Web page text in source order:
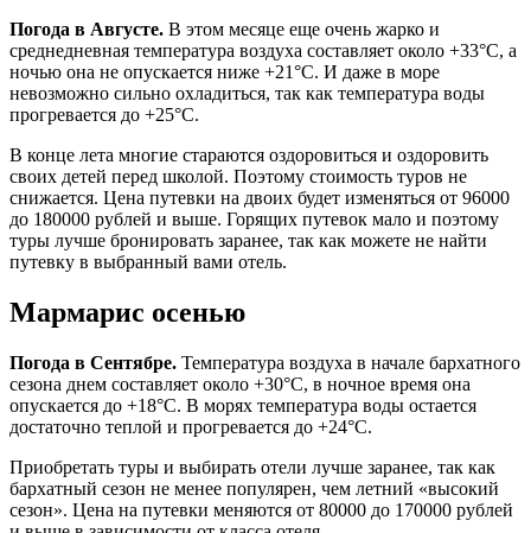
Погода в Августе. В этом месяце еще очень жарко и
среднедневная температура воздуха составляет около +33°C, а
ночью она не опускается ниже +21°C. И даже в море
невозможно сильно охладиться, так как температура воды
прогревается до +25°C.
В конце лета многие стараются оздоровиться и оздоровить
своих детей перед школой. Поэтому стоимость туров не
снижается. Цена путевки на двоих будет изменяться от 96000
до 180000 рублей и выше. Горящих путевок мало и поэтому
туры лучше бронировать заранее, так как можете не найти
путевку в выбранный вами отель.
Мармарис осенью
Погода в Сентябре. Температура воздуха в начале бархатного
сезона днем составляет около +30°C, в ночное время она
опускается до +18°C. В морях температура воды остается
достаточно теплой и прогревается до +24°C.
Приобретать туры и выбирать отели лучше заранее, так как
бархатный сезон не менее популярен, чем летний «высокий
сезон». Цена на путевки меняются от 80000 до 170000 рублей